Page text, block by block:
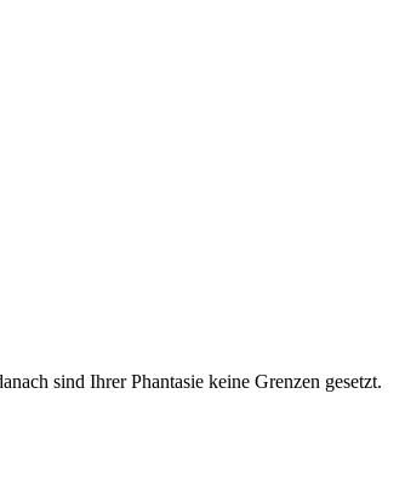
sind Ihrer Phantasie keine Grenzen gesetzt.